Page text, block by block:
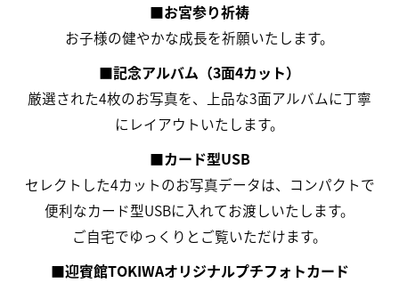
■お宮参り祈祷
お子様の健やかな成長を祈願いたします。
■記念アルバム（3面4カット）
厳選された4枚のお写真を、上品な3面アルバムに丁寧
にレイアウトいたします。
■カード型USB
セレクトした4カットのお写真データは、コンパクトで
便利なカード型USBに入れてお渡しいたします。
ご自宅でゆっくりとご覧いただけます。
■迎賓館TOKIWAオリジナルプチフォトカード